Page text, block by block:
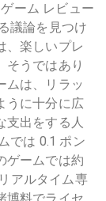
議論を見つけ
、楽しいプレ
そうではあり
ムは、リラッ
うに十分に広
支出をする人
では 0.1 ポン
ゲームでは約
アルタイム専